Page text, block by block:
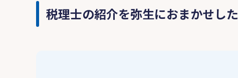
税理士の紹介を弥生におまかせし